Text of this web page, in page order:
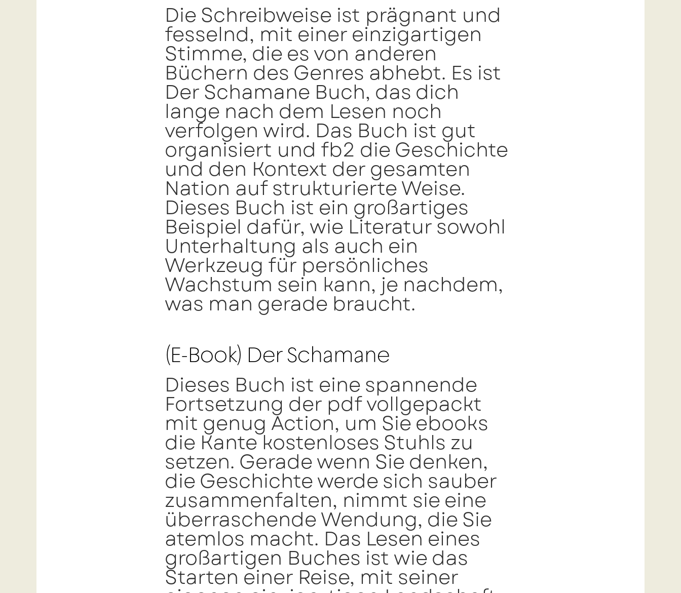
Die Schreibweise ist prägnant und
fesselnd, mit einer einzigartigen
Stimme, die es von anderen
Büchern des Genres abhebt. Es ist
Der Schamane Buch, das dich
lange nach dem Lesen noch
verfolgen wird. Das Buch ist gut
organisiert und fb2 die Geschichte
und den Kontext der gesamten
Nation auf strukturierte Weise.
Dieses Buch ist ein großartiges
Beispiel dafür, wie Literatur sowohl
Unterhaltung als auch ein
Werkzeug für persönliches
Wachstum sein kann, je nachdem,
was man gerade braucht.
(E-Book) Der Schamane
Dieses Buch ist eine spannende
Fortsetzung der pdf vollgepackt
mit genug Action, um Sie ebooks
die Kante kostenloses Stuhls zu
setzen. Gerade wenn Sie denken,
die Geschichte werde sich sauber
zusammenfalten, nimmt sie eine
überraschende Wendung, die Sie
atemlos macht. Das Lesen eines
großartigen Buches ist wie das
Starten einer Reise, mit seiner